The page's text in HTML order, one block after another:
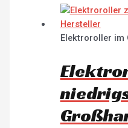
Elektroroller im